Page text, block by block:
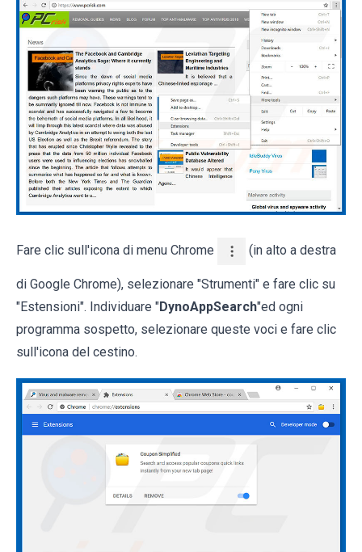
Fare clic sull'icona di menu Chrome (in alto a destra
di Google Chrome), selezionare "Strumenti" e fare clic su
"Estensioni". Individuare "DynoAppSearch"ed ogni
programma sospetto, selezionare queste voci e fare clic
sull'icona del cestino.